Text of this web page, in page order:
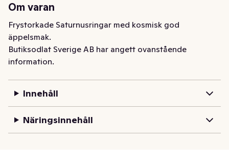
Om varan
Frystorkade Saturnusringar med kosmisk god
äppelsmak.
Butiksodlat Sverige AB har angett ovanstående
information.
Innehåll
Näringsinnehåll